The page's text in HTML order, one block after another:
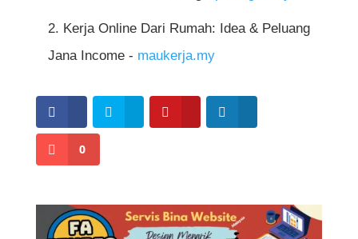
dan hilang fokus.
Kerja Online Dari Rumah: Idea & Peluang
Jana Income - maukerja.my
0